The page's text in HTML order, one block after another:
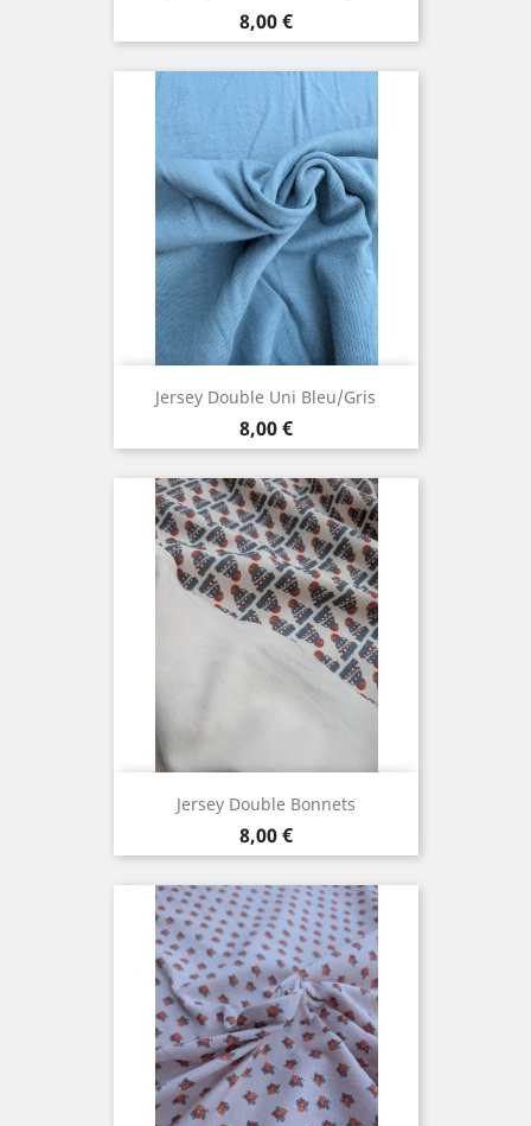
Prix
8,00 €
Jersey Double Uni Bleu/gris
Prix
8,00 €
Jersey Double Bonnets
Prix
8,00 €